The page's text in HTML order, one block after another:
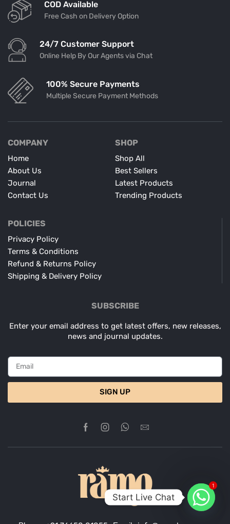
COD Available
Free Cash on Delivery Option
24/7 Customer Support
Online Help By Our Agents via Chat
100% Secure Payments
Multiple Secure Payment Methods
COMPANY
Home
About Us
Journal
Contact Us
SHOP
Shop All
Best Sellers
Latest Products
Trending Products
POLICIES
Privacy Policy
Terms & Conditions
Refund & Returns Policy
Shipping & Delivery Policy
SUBSCRIBE
Enter your email address to get latest offers, new releases,
news and journal updates.
SIGN UP
1
Start Live Chat